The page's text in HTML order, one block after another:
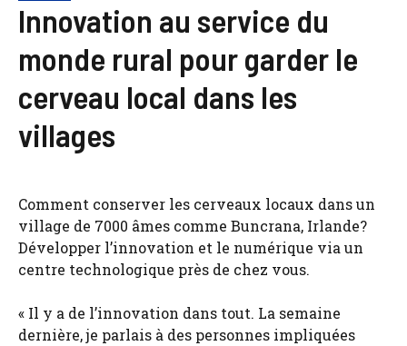
Innovation au service du
monde rural pour garder le
cerveau local dans les
villages
Comment conserver les cerveaux locaux dans un
village de 7000 âmes comme Buncrana, Irlande?
Développer l’innovation et le numérique via un
centre technologique près de chez vous.
« Il y a de l’innovation dans tout. La semaine
dernière, je parlais à des personnes impliquées